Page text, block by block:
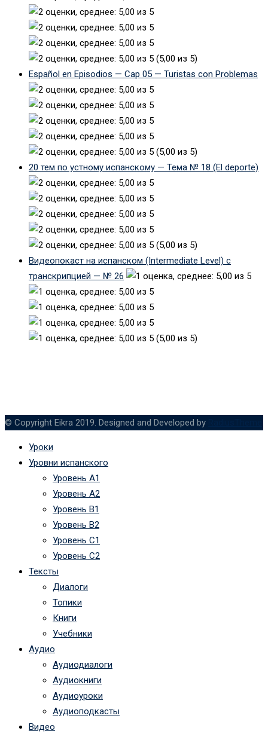
(5,00 из 5)
Español en Episodios — Cap 05 — Turistas con Problemas
(5,00 из 5)
20 тем по устному испанскому — Тема № 18 (El deporte)
(5,00 из 5)
Видеопокаст на испанском (Intermediate Level) с
транскрипцией — № 26
(5,00 из 5)
© Copyright Eikra 2019. Designed and Developed by
Уроки
Уровни испанского
Уровень А1
Уровень А2
Уровень B1
Уровень B2
Уровень C1
Уровень C2
Тексты
Диалоги
Топики
Книги
Учебники
Аудио
Аудиодиалоги
Аудиокниги
Аудиоуроки
Аудиоподкасты
Видео